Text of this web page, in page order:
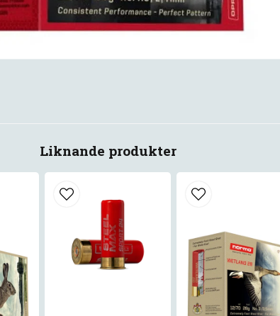
Liknande produkter